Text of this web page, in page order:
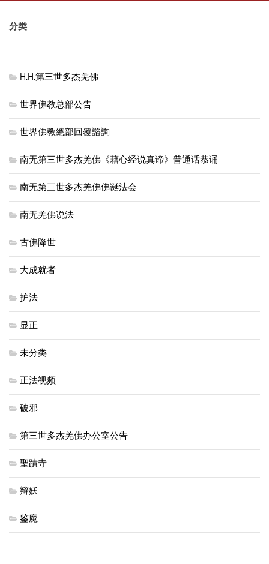
分类
H.H.第三世多杰羌佛
世界佛教总部公告
世界佛教總部回覆諮詢
南无第三世多杰羌佛《藉心经说真谛》普通话恭诵
南无第三世多杰羌佛佛诞法会
南无羌佛说法
古佛降世
大成就者
护法
显正
未分类
正法视频
破邪
第三世多杰羌佛办公室公告
聖蹟寺
辩妖
鉴魔